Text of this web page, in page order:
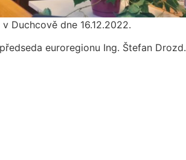
Duchcově dne 16.12.2022.
euroregionu Ing. Štefan Drozd.